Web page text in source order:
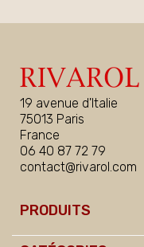
19 avenue d'Italie
75013 Paris
France
06 40 87 72 79
contact@rivarol.com
PRODUITS